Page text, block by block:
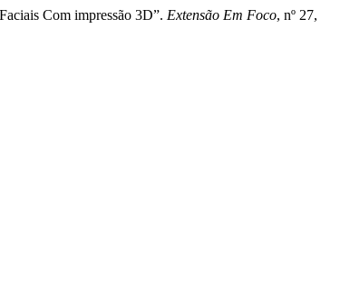
Com impressão 3D”. Extensão Em Foco, nº 27,